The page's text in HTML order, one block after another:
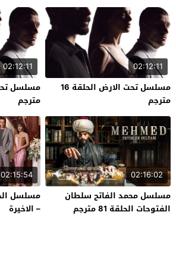
02:12:11
مسلسل تحت الارض الحلقة 16
مترجم
02:12:11
مترجم
02:16:02
مسلسل محمد الفاتح سلطان
الفتوحات الحلقة 81 مترجم
02:15:54
– الاخيرة